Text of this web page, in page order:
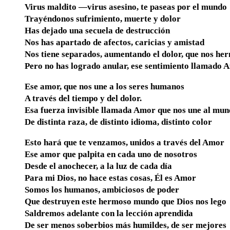
Virus maldito —virus asesino, te paseas por el mundo
Trayéndonos sufrimiento, muerte y dolor
Has dejado una secuela de destrucción
Nos has apartado de afectos, caricias y amistad
Nos tiene separados, aumentando el dolor, que nos
Pero no has logrado anular, ese sentimiento llamado
Ese amor, que nos une a los seres humanos
A través del tiempo y del dolor.
Esa fuerza invisible llamada Amor que nos une al
De distinta raza, de distinto idioma, distinto color
Esto hará que te venzamos, unidos a través del Amor
Ese amor que palpita en cada uno de nosotros
Desde el anochecer, a la luz de cada día
Para mi Dios, no hace estas cosas, Él es Amor
Somos los humanos, ambiciosos de poder
Que destruyen este hermoso mundo que Dios nos lego
Saldremos adelante con la lección aprendida
De ser menos soberbios más humildes, de ser mejores